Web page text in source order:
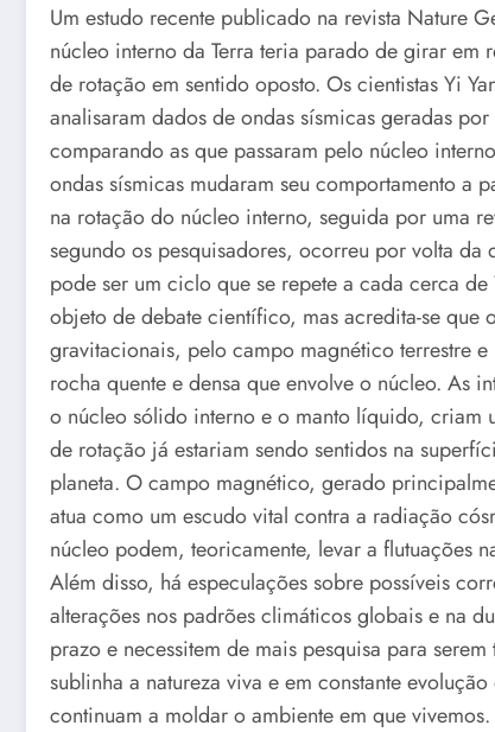
Um estudo recente publicado na revista Nature
núcleo interno da Terra teria parado de girar
de rotação em sentido oposto. Os cientistas Yi
analisaram dados de ondas sísmicas geradas
comparando as que passaram pelo núcleo
ondas sísmicas mudaram seu comportamento
na rotação do núcleo interno, seguida por uma
segundo os pesquisadores, ocorreu por volta
pode ser um ciclo que se repete a cada cerca
objeto de debate científico, mas acredita-se
gravitacionais, pelo campo magnético terrestre
rocha quente e densa que envolve o núcleo. As
o núcleo sólido interno e o manto líquido, criam
de rotação já estariam sendo sentidos na
planeta. O campo magnético, gerado
atua como um escudo vital contra a radiação
núcleo podem, teoricamente, levar a flutuações
Além disso, há especulações sobre possíveis
alterações nos padrões climáticos globais e na
prazo e necessitem de mais pesquisa para
sublinha a natureza viva e em constante
continuam a moldar o ambiente em que vivemos.